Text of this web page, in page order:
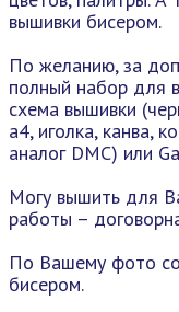
вышивки бисером.
По желанию, за
полный набор для
схема вышивки
а4, иголка, канва,
аналог DMC) или
Могу вышить для
работы –
По Вашему фото
бисером.